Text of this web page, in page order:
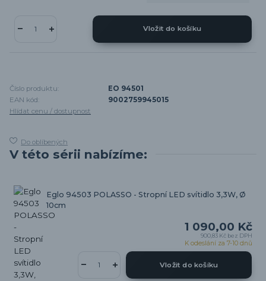
Vložit do košíku
Číslo produktu:
EO 94501
EAN kód:
9002759945015
Hlídat cenu / dostupnost
Do oblíbených
V této sérii nabízíme:
Eglo 94503 POLASSO - Stropní LED svítidlo 3,3W, Ø
10cm
1 090,00 Kč
900,83 Kč bez DPH
K odeslání za 7-10 dnů
Vložit do košíku